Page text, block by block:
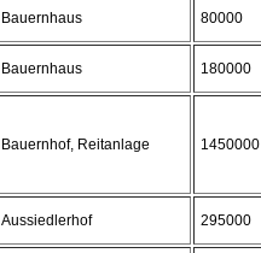
Bauernhaus 80000
Bauernhaus 180000
Bauernhof, Reitanlage 1450000
Aussiedlerhof 295000